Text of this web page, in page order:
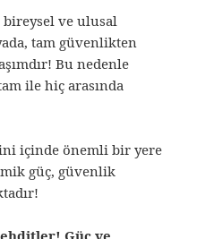
ve ulusal
tam güvenlikten
Bu nedenle
ile hiç arasında
içinde önemli bir yere
güç, güvenlik
Güç ve